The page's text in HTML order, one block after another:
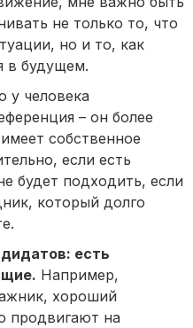
не только то, что
но и то, как
в будущем.
у человека
– он более
собственное
если есть
будет подходить, если
который долго
есть
Например,
хороший
продвигают на